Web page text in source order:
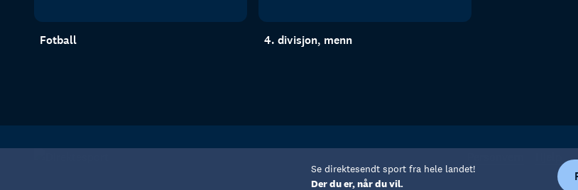
Se direktesendt sport fra hele landet!
Der du er, når du vil.
Fotball 4. divisjon, menn